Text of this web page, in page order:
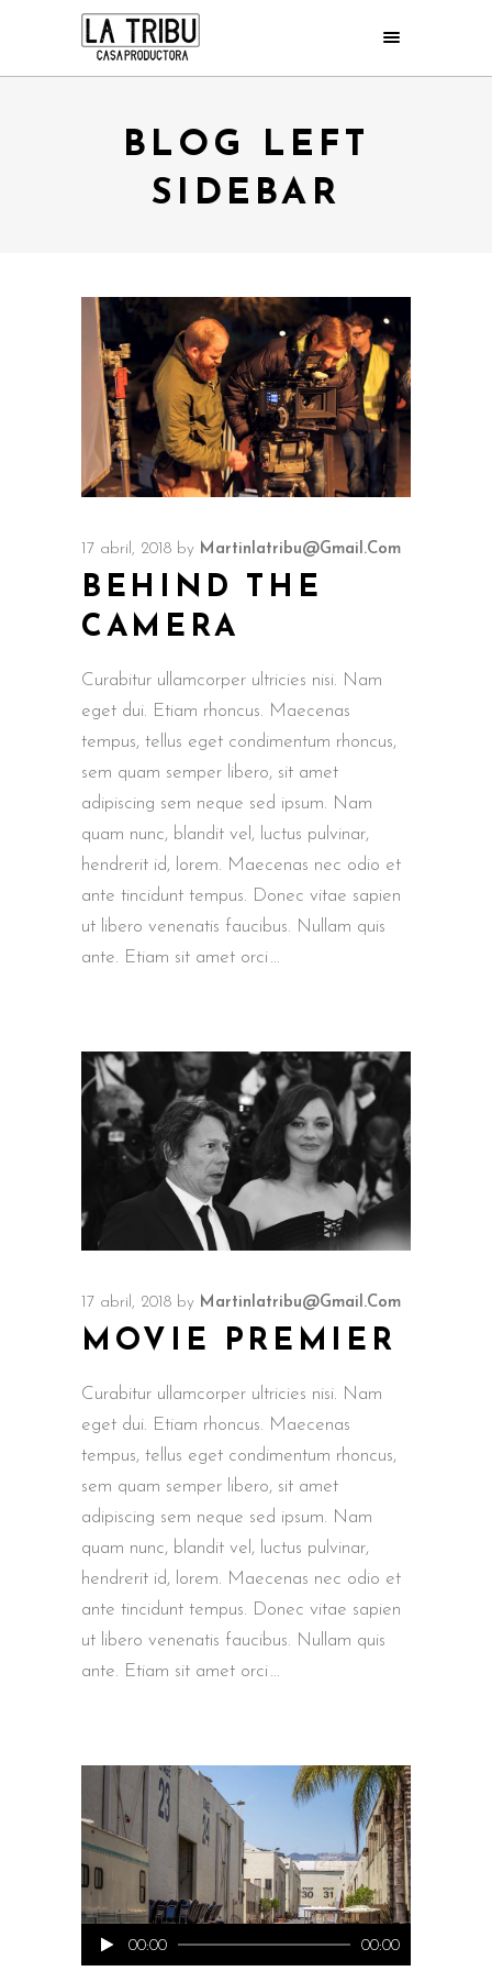
BLOG LEFT
SIDEBAR
17 abril, 2018 by Martinlatribu@gmail.com
BEHIND THE
CAMERA
Curabitur ullamcorper ultricies nisi. Nam
eget dui. Etiam rhoncus. Maecenas
tempus, tellus eget condimentum rhoncus,
sem quam semper libero, sit amet
adipiscing sem neque sed ipsum. Nam
quam nunc, blandit vel, luctus pulvinar,
hendrerit id, lorem. Maecenas nec odio et
ante tincidunt tempus. Donec vitae sapien
ut libero venenatis faucibus. Nullam quis
ante. Etiam sit amet orci
17 abril, 2018 by Martinlatribu@gmail.com
MOVIE PREMIER
Curabitur ullamcorper ultricies nisi. Nam
eget dui. Etiam rhoncus. Maecenas
tempus, tellus eget condimentum rhoncus,
sem quam semper libero, sit amet
adipiscing sem neque sed ipsum. Nam
quam nunc, blandit vel, luctus pulvinar,
hendrerit id, lorem. Maecenas nec odio et
ante tincidunt tempus. Donec vitae sapien
ut libero venenatis faucibus. Nullam quis
ante. Etiam sit amet orci
Reproductor
00:00 00:00